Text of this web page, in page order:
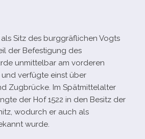
Sitz des burg­gräf­li­chen Vogts
der Befestigung des
unmit­tel­bar am vor­de­ren
ver­fügte einst über
Zugbrücke. Im Spätmittelalter
der Hof 1522 in den Besitz der
wodurch er auch als
wurde.